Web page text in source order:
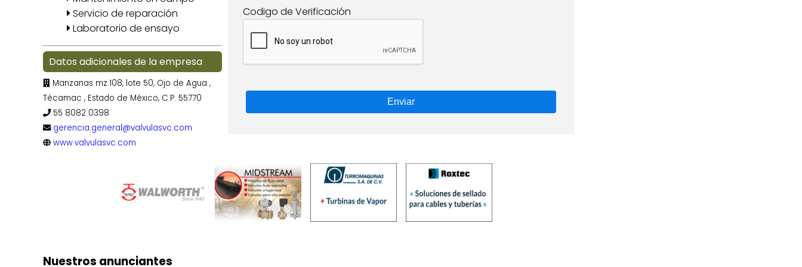
Servicio de reparación
Laboratorio de ensayo
Datos adicionales de la empresa
Manzanas mz.108, lote 50, Ojo de Agua ,
Técamac , Estado de México, C.P. 55770
55 8082 0398
gerencia.general@valvulasvc.com
www.valvulasvc.com
Codigo de Verificación
Enviar
Nuestros anunciantes